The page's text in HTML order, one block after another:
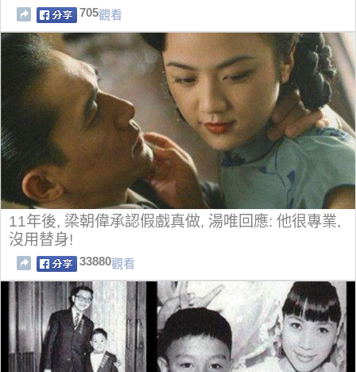
705觀看
11年後, 梁朝偉承認假戲真做, 湯唯回應: 他很專業,
沒用替身!
33880觀看